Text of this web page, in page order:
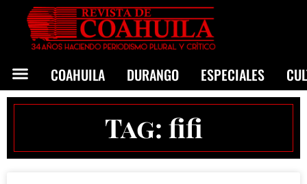
COAHUILA DURANGO ESPECIALES
Tag: fifi